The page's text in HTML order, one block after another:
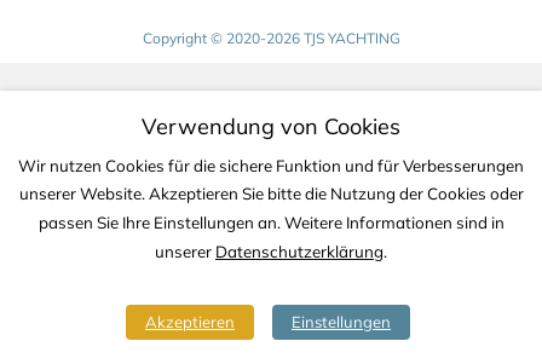
Copyright © 2020-2026 TJS YACHTING
Verwendung von Cookies
Wir nutzen Cookies für die sichere Funktion und für Verbesserungen
unserer Website. Akzeptieren Sie bitte die Nutzung der Cookies oder
passen Sie Ihre Einstellungen an. Weitere Informationen sind in
unserer Datenschutzerklärung.
Akzeptieren Einstellungen